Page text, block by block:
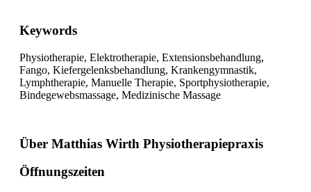
Keywords
Physiotherapie, Elektrotherapie, Extensionsbehandlung,
Fango, Kiefergelenksbehandlung, Krankengymnastik,
Lymphtherapie, Manuelle Therapie, Sportphysiotherapie,
Bindegewebsmassage, Medizinische Massage
Über Matthias Wirth Physiotherapiepraxis
Öffnungszeiten